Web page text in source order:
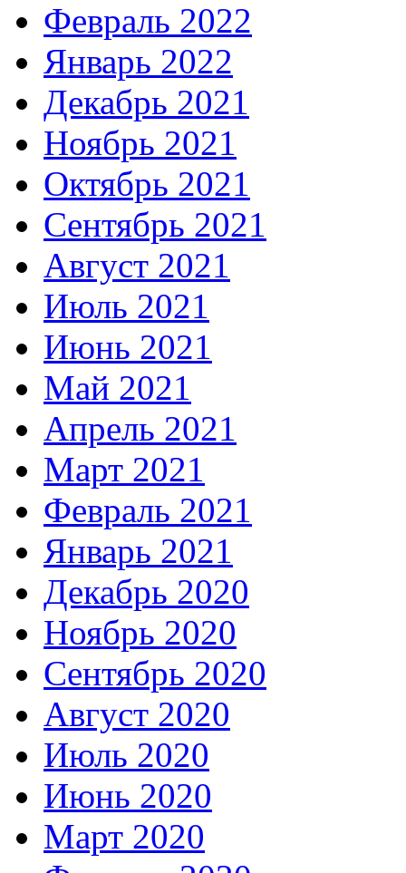
Февраль 2022
Январь 2022
Декабрь 2021
Ноябрь 2021
Октябрь 2021
Сентябрь 2021
Август 2021
Июль 2021
Июнь 2021
Май 2021
Апрель 2021
Март 2021
Февраль 2021
Январь 2021
Декабрь 2020
Ноябрь 2020
Сентябрь 2020
Август 2020
Июль 2020
Июнь 2020
Март 2020